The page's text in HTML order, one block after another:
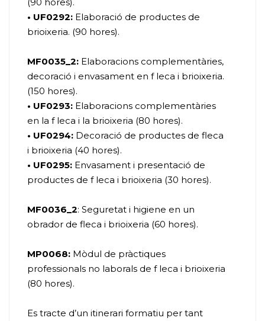
• UF0292: Elaboració de productes de
brioixeria. (90 hores).
MF0035_2: Elaboracions complementàries,
decoració i envasament en f leca i brioixeria.
(150 hores).
• UF0293: Elaboracions complementàries
en la f leca i la brioixeria (80 hores).
• UF0294: Decoració de productes de fleca
i brioixeria (40 hores).
• UF0295: Envasament i presentació de
productes de f leca i brioixeria (30 hores).
MF0036_2: Seguretat i higiene en un
obrador de fleca i brioixeria (60 hores).
MP0068: Mòdul de pràctiques
professionals no laborals de f leca i brioixeria
(80 hores).
Es tracte d’un itinerari formatiu per tant